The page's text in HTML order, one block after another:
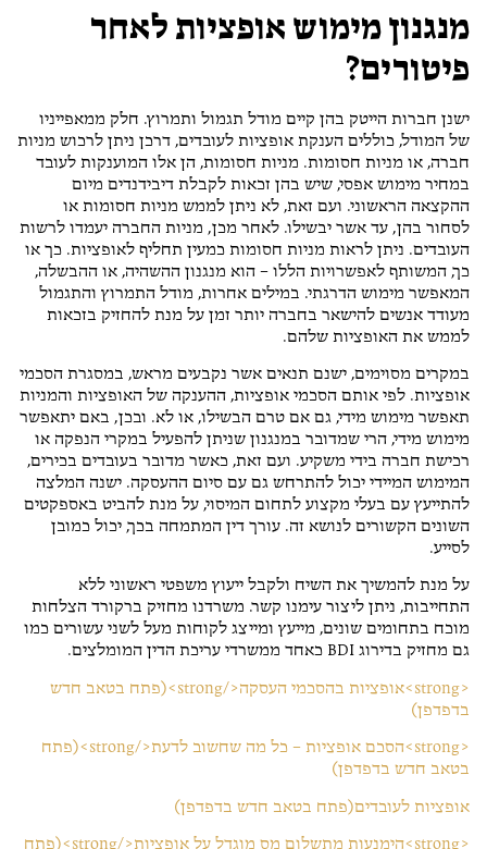
מנגנון מימוש אופציות לאחר
פיטורים?
ישנן חברות הייטק בהן קיים מודל תגמול ותמרוץ. חלק ממאפייניו
של המודל, כוללים הענקת אופציות לעובדים, דרכן ניתן לרכוש מניות
חברה, או מניות חסומות. מניות חסומות, הן אלו המוענקות לעובד
במחיר מימוש אפסי, שיש בהן זכאות לקבלת דיבידנדים מיום
ההקצאה הראשוני. ועם זאת, לא ניתן לממש מניות חסומות או
לסחור בהן, עד אשר יבשילו. לאחר מכן, מניות החברה יעמדו לרשות
העובדים. ניתן לראות מניות חסומות כמעין תחליף לאופציות. כך או
כך, המשותף לאפשרויות הללו – הוא מנגנון ההשהיה, או ההבשלה,
המאפשר מימוש הדרגתי. במילים אחרות, מודל התמרוץ והתגמול
מעודד אנשים להישאר בחברה יותר זמן על מנת להחזיק בזכאות
לממש את האופציות שלהם.
במקרים מסוימים, ישנם תנאים אשר נקבעים מראש, במסגרת הסכמי
אופציות. לפי אותם הסכמי אופציות, ההענקה של האופציות והמניות
תאפשר מימוש מידי, גם אם טרם הבשילו, או לא. ובכן, באם יתאפשר
מימוש מידי, הרי שמדובר במנגנון שניתן להפעיל במקרי הנפקה או
רכישת חברה בידי משקיע. ועם זאת, כאשר מדובר בעובדים בכירים,
המימוש המיידי יכול להתרחש גם עם סיום ההעסקה. ישנה המלצה
להתייעץ עם בעלי מקצוע לתחום המיסוי, על מנת להביט באספקטים
השונים הקשורים לנושא זה. עורך דין המתמחה בכך, יכול כמובן
לסייע.
על מנת להמשיך את השיח ולקבל ייעוץ משפטי ראשוני ללא
התחייבות, ניתן ליצור עימנו קשר. משרדנו מחזיק ברקורד הצלחות
מוכח בתחומים שונים, מייעץ ומייצג לקוחות מעל לשני עשורים כמו
גם מחזיק בדירוג BDI כאחד ממשרדי עריכת הדין המומלצים.
<strong>אופציות בהסכמי העסקה</strong>(פתח בטאב חדש
בדפדפן)
<strong>הסכם אופציות – כל מה שחשוב לדעת</strong>(פתח
בטאב חדש בדפדפן)
אופציות לעובדים(פתח בטאב חדש בדפדפן)
<strong>הימנעות מתשלום מס מוגדל על אופציות</strong>(פתח